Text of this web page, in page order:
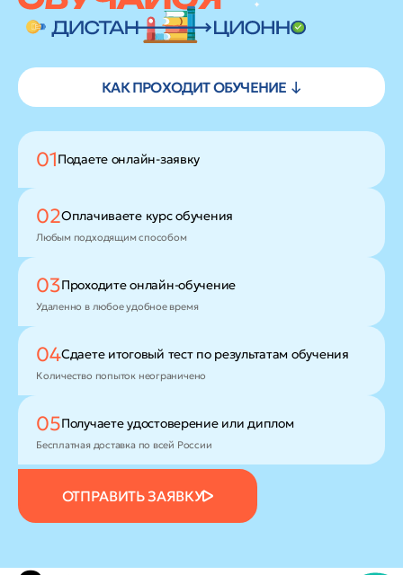
КАК ПРОХОДИТ ОБУЧЕНИЕ ↓
01Подаете онлайн-заявку
ОТПРАВИТЬ ЗАЯВКУ
02Оплачиваете курс обучения
Любым подходящим способом
03Проходитеонлайн-обучение
Удаленно в любое удобное время
04Сдаете итоговый тест по результатам обучения
Количество попыток неограничено
05Получаете удостоверение или диплом
Бесплатная доставка по всей России